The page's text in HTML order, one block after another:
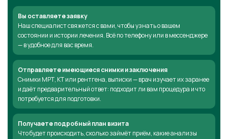
Вы оставляете заявку
Наш специалист свяжется с вами, чтобы узнать о вашем
состоянии и истории лечения. Всё по телефону или в мессенджере
— в удобное для вас время.
Отправляете имеющиеся снимки и заключения
Снимки МРТ, КТ или рентгена, выписки — врач изучает их заранее
и даёт предварительный ответ: подходит ли вам процедура и что
потребуется для подготовки.
Получаете подробный план визита
Что будет происходить, сколько займёт приём, какие анализы